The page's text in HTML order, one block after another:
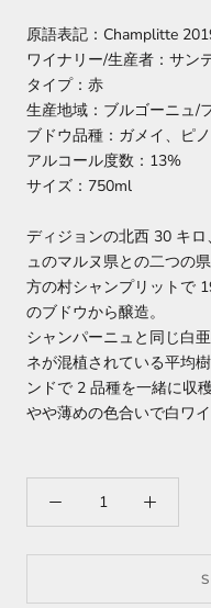
原語表記：Champlitte
ワイナリー/生産者：サン
タイプ：赤
生産地域：ブルゴーニュ/
ブドウ品種： ガメイ、
ピ
アルコール度数：13%
サイズ：750ml
ディジョンの北西 30 キ
ュのマルヌ県との二つの
方の村シャンプリットで
のブドウから醸造。
シャンパーニュと同じ白
ネが混植されている平均
ンドで 2 品種を一緒に収
やや薄めの色合いで白ワ